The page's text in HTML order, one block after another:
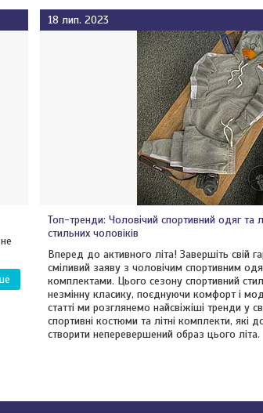
18 лип. 2023
Топ-тренди: Чоловічий спортивний одяг та
стильних чоловіків
Вперед до активного літа! Завершіть свій
сміливий заяву з чоловічим спортивним
комплектами. Цього сезону спортивний
незмінну класику, поєднуючи комфорт і
статті ми розглянемо найсвіжіші тренди у
спортивні костюми та літні комплекти, які
створити неперевершений образ цього літа.